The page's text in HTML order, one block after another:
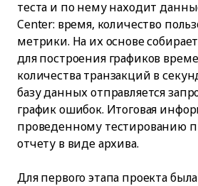
теста и по нему находит
Center: время, количество
метрики. На их основе
для построения графиков
количества транзакций в
базу данных отправляется
график ошибок. Итоговая
проведенному тестированию
отчету в виде архива.
Для первого этапа проекта